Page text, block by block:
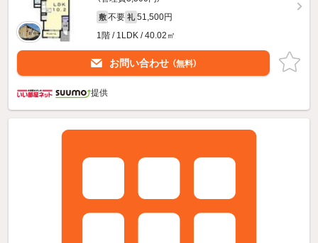
敷 不要 礼 51,500円
1階 / 1LDK / 40.02㎡
お問い合わせ （無料）
提供